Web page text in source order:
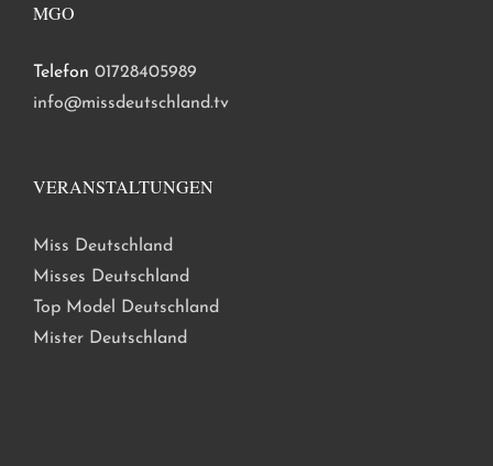
MGO
Telefon 01728405989
info@missdeutschland.tv
VERANSTALTUNGEN
Miss Deutschland
Misses Deutschland
Top Model Deutschland
Mister Deutschland